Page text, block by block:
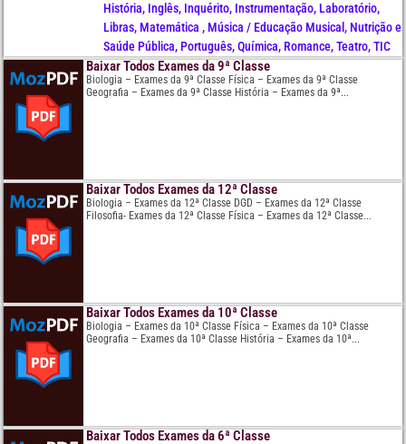
História, Inglês, Inquérito, Instrumentação, Laboratório,
Libras, Matemática , Música / Educação Musical , Nutrição e
Saúde Pública, Português,Química, Romance,Teatro,TIC
Baixar Todos Exames da 9ª Classe
Biologia – Exames da 9ª Classe Física – Exames da 9ª Classe
Geografia – Exames da 9ª Classe História – Exames da 9ª...
Baixar Todos Exames da 12ª Classe
Biologia – Exames da 12ª Classe DGD – Exames da 12ª Classe
Filosofia- Exames da 12ª Classe Física – Exames da 12ª Classe...
Baixar Todos Exames da 10ª Classe
Biologia – Exames da 10ª Classe Física – Exames da 10ª Classe
Geografia – Exames da 10ª Classe História – Exames da 10ª...
Baixar Todos Exames da 6ª Classe